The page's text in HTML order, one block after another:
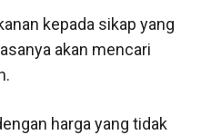
kepada sikap yang
akan mencari
harga yang tidak